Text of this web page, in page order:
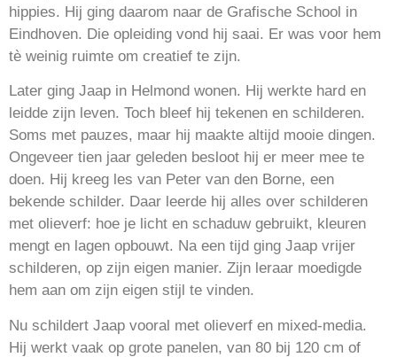
hippies. Hij ging daarom naar de Grafische School in
Eindhoven. Die opleiding vond hij saai. Er was voor hem
tè weinig ruimte om creatief te zijn.
Later ging Jaap in Helmond wonen. Hij werkte hard en
leidde zijn leven. Toch bleef hij tekenen en schilderen.
Soms met pauzes, maar hij maakte altijd mooie dingen.
Ongeveer tien jaar geleden besloot hij er meer mee te
doen. Hij kreeg les van Peter van den Borne, een
bekende schilder. Daar leerde hij alles over schilderen
met olieverf: hoe je licht en schaduw gebruikt, kleuren
mengt en lagen opbouwt. Na een tijd ging Jaap vrijer
schilderen, op zijn eigen manier. Zijn leraar moedigde
hem aan om zijn eigen stijl te vinden.
Nu schildert Jaap vooral met olieverf en mixed-media.
Hij werkt vaak op grote panelen, van 80 bij 120 cm of